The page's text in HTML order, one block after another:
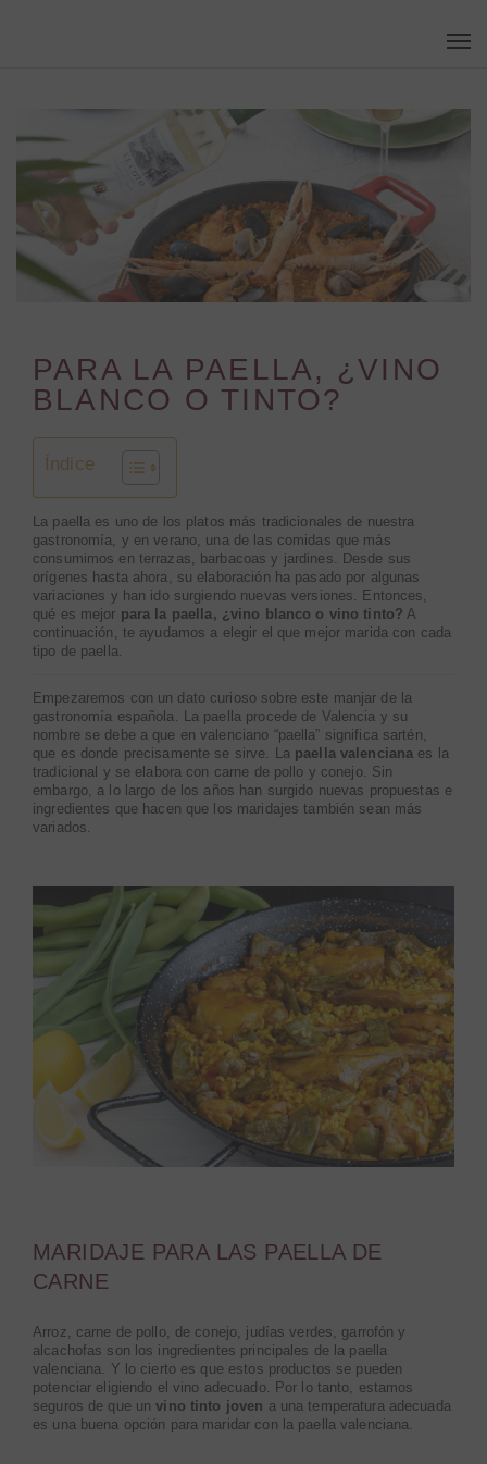
PARA LA PAELLA, ¿VINO
BLANCO O TINTO?
Índice
La paella es uno de los platos más tradicionales de nuestra
gastronomía, y en verano, una de las comidas que más
consumimos en terrazas, barbacoas y jardines. Desde sus
orígenes hasta ahora, su elaboración ha pasado por algunas
variaciones y han ido surgiendo nuevas versiones. Entonces,
qué es mejor para la paella, ¿vino blanco o vino tinto? A
continuación, te ayudamos a elegir el que mejor marida con cada
tipo de paella.
Empezaremos con un dato curioso sobre este manjar de la
gastronomía española. La paella procede de Valencia y su
nombre se debe a que en valenciano “paella” significa sartén,
que es donde precisamente se sirve. La paella valenciana es la
tradicional y se elabora con carne de pollo y conejo. Sin
embargo, a lo largo de los años han surgido nuevas propuestas e
ingredientes que hacen que los maridajes también sean más
variados.
MARIDAJE PARA LAS PAELLA DE
CARNE
Arroz, carne de pollo, de conejo, judías verdes, garrofón y
alcachofas son los ingredientes principales de la paella
valenciana. Y lo cierto es que estos productos se pueden
potenciar eligiendo el vino adecuado. Por lo tanto, estamos
seguros de que unvino tinto joven a una temperatura adecuada
es una buena opción para maridar con la paella valenciana.